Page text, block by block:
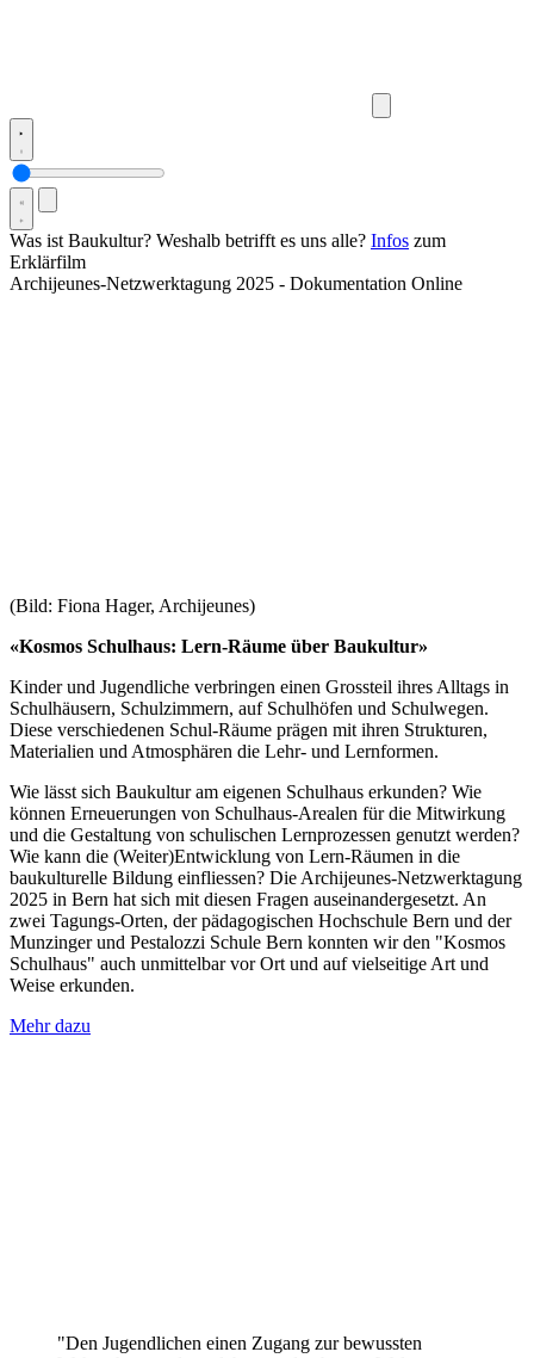
Was ist Baukultur? Weshalb betrifft es uns alle? Infos zum
Erklärfilm
Archijeunes-Netzwerktagung 2025 - Dokumentation Online
(Bild: Fiona Hager, Archijeunes)
«Kosmos Schulhaus: Lern-Räume über Baukultur»
Kinder und Jugendliche verbringen einen Grossteil ihres Alltags in
Schulhäusern, Schulzimmern, auf Schulhöfen und Schulwegen.
Diese verschiedenen Schul-Räume prägen mit ihren Strukturen,
Materialien und Atmosphären die Lehr- und Lernformen.
Wie lässt sich Baukultur am eigenen Schulhaus erkunden? Wie
können Erneuerungen von Schulhaus-Arealen für die Mitwirkung
und die Gestaltung von schulischen Lernprozessen genutzt werden?
Wie kann die (Weiter)Entwicklung von Lern-Räumen in die
baukulturelle Bildung einfliessen? Die Archijeunes-Netzwerktagung
2025 in Bern hat sich mit diesen Fragen auseinandergesetzt. An
zwei Tagungs-Orten, der pädagogischen Hochschule Bern und der
Munzinger und Pestalozzi Schule Bern konnten wir den "Kosmos
Schulhaus" auch unmittelbar vor Ort und auf vielseitige Art und
Weise erkunden.
Mehr dazu
"Den Jugendlichen einen Zugang zur bewussten